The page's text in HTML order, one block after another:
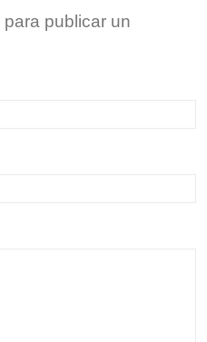
para publicar un